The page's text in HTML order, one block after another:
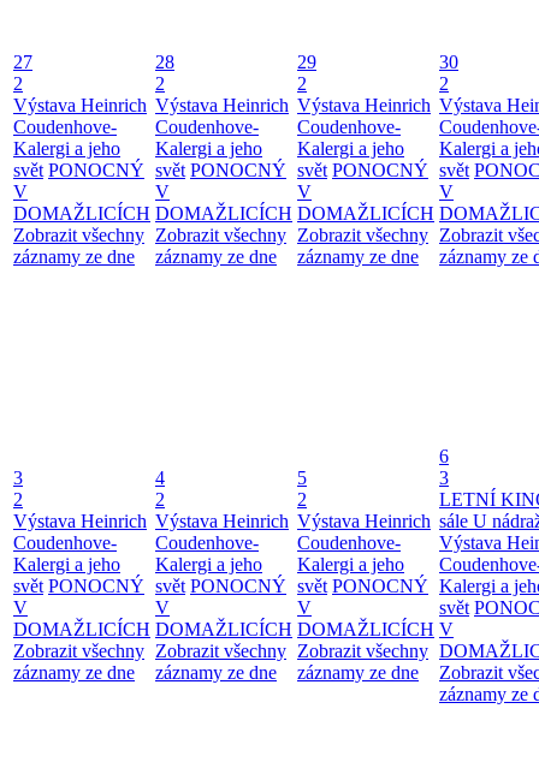
27
2
Výstava Heinrich
Coudenhove-
Kalergi a jeho
svět PONOCNÝ
V
DOMAŽLICÍCH
Zobrazit všechny
záznamy ze dne
28
2
Výstava Heinrich
Coudenhove-
Kalergi a jeho
svět PONOCNÝ
V
DOMAŽLICÍCH
Zobrazit všechny
záznamy ze dne
29
2
Výstava Heinrich
Coudenhove-
Kalergi a jeho
svět PONOCNÝ
V
DOMAŽLICÍCH
Zobrazit všechny
záznamy ze dne
30
2
Výstava
Kalergi a
svět
V
Zobrazit
záznamy ze
3
2
Výstava Heinrich
Coudenhove-
Kalergi a jeho
svět PONOCNÝ
V
DOMAŽLICÍCH
Zobrazit všechny
záznamy ze dne
4
2
Výstava Heinrich
Coudenhove-
Kalergi a jeho
svět PONOCNÝ
V
DOMAŽLICÍCH
Zobrazit všechny
záznamy ze dne
5
2
Výstava Heinrich
Coudenhove-
Kalergi a jeho
svět PONOCNÝ
V
DOMAŽLICÍCH
Zobrazit všechny
záznamy ze dne
6
3
LETNÍ
sále U
Výstava
Kalergi a
svět
V
Zobrazit
záznamy ze